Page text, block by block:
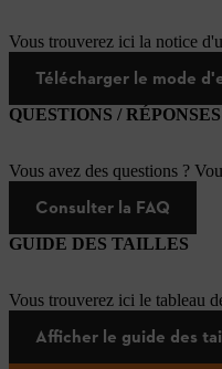
Vous trouverez ici la notice
Télécharger le mode
QUESTIONS / RÉPONSES
Vous avez des questions ?
Consulter la FAQ
GUIDE DES TAILLES
Vous trouverez ici le tableau
Afficher le guide des